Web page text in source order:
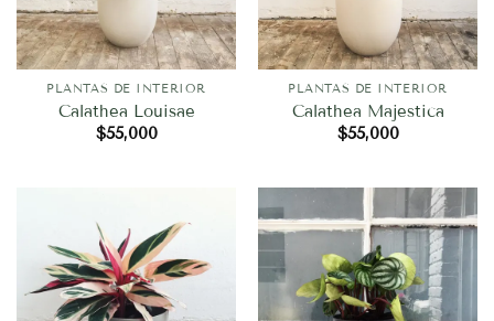
PLANTAS DE INTERIOR
Calathea Louisae
$55,000
PLANTAS DE INTERIOR
Calathea Majestica
$55,000